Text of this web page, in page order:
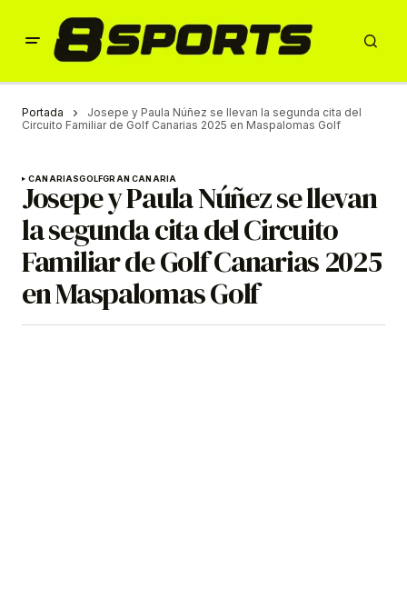
Portada
Josepe y Paula Núñez se llevan la segunda cita del
Circuito Familiar de Golf Canarias 2025 en Maspalomas Golf
CANARIASGOLFGRAN CANARIA
Josepe y Paula Núñez se llevan
la segunda cita del Circuito
Familiar de Golf Canarias 2025
en Maspalomas Golf